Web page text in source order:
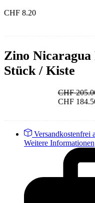
CHF 8.20
Zino Nicaragua
Stück / Kiste
CHF
CHF
Versandkostenfrei
Weitere Informationen